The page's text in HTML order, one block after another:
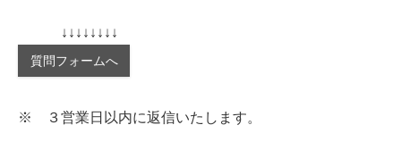
↓↓↓↓↓↓↓↓
質問フォームへ
※ ３営業日以内に返信いたします。